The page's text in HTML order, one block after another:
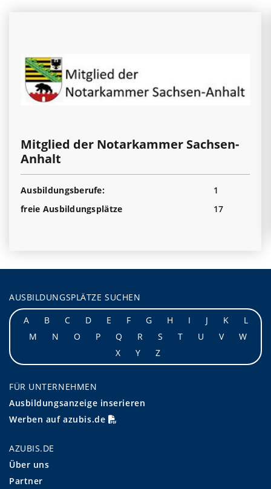
Mitglied der Notarkammer Sachsen-
Anhalt
Ausbildungsberufe:
1
freie Ausbildungsplätze
17
AUSBILDUNGSPLÄTZE SUCHEN
A
B C D E F G H I J K
L
M
N O P Q R S T U V
W
X
Y Z
FÜR UNTERNEHMEN
Ausbildungsanzeige inserieren
Werben auf azubis.de
AZUBIS.DE
Über uns
Partner